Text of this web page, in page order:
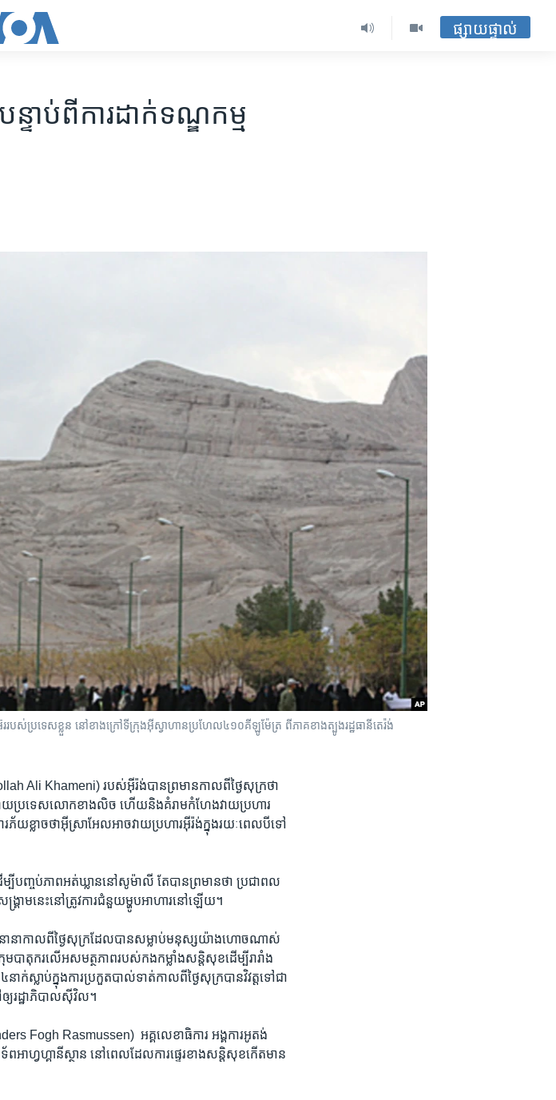
ផ្សាយផ្ទាល់
ាប់ពីការ​ដាក់​ទណ្ឌកម្ម​
បស់​ប្រទេស​ខ្លួន នៅខាងក្រៅ​ទីក្រុង​អ៊ីស្វាហានប្រហែល៤១០គីឡូម៉ែត្រ ពីភាគខាងត្បូង​រដ្ឋធានីតេរ៉ង់
Ali Khameni) របស់​អ៊ីរ៉ង់​បាន​ព្រមាន​កាល​ពី​ថ្ងៃ​សុក្រ​ថា
ោយ​ប្រទេស​លោក​ខាង​លិច ​ហើយ​និង​គំរាម​កំហែង​វាយ​ប្រហារ​
យ​ខ្លាច​ថាអ៊ីស្រាអែលអាច​វាយ​ប្រហារអ៊ីរ៉ង់​ក្នុង​រយៈពេល​បីទៅ​
ើម្បី​បញ្ចប់ភាព​អត់​ឃ្លាន​នៅសូម៉ាលី​ តែ​បាន​ព្រមាន​ថា​ ប្រជាពល​
ាម​នេះ​នៅ​ត្រូវ​ការ​ជំនួយ​ម្ហូប​អាហារ​នៅ​ឡើយ។
ានា​កាល​ពី​ថ្ងៃ​សុក្រដែល​បានសម្លាប់​មនុស្សយ៉ាង​ហោចណាស់​
តុករ​លើ​អសមត្ថភាព​របស់​កង​កម្លាំង​សន្តិសុខដើម្បី​រារាំង​
ស្លាប់ក្នុង​ការ​ប្រកួត​បាល់​ទាត់កាល​ពី​ថ្ងៃ​សុក្របាន​វិវត្ត​ទៅ​ជា​
យ​រដ្ឋាភិបាល​ស៊ីវិល។
Fogh Rasmussen) ​ ​អគ្គលេខាធិការ ​អង្គការ​អូតង់​
ាហ្វ​ហ្គា​នីស្ថាន ​នៅ​ពេល​ដែលការ​ផ្ទេរ​ខាង​សន្តិសុខ​កើតមាន​